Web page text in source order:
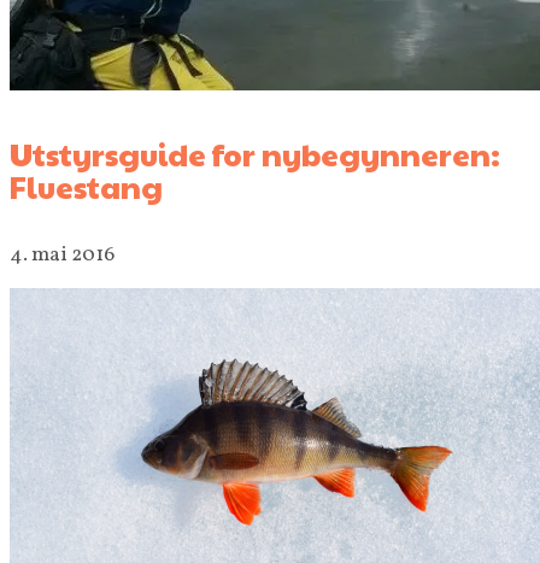
Utstyrsguide for nybegynneren:
Fluestang
4. mai 2016